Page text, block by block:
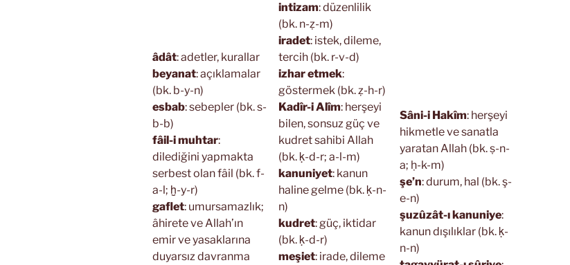
âdât: adetler, kurallar
beyanat: açıklamalar
(bk. b-y-n)
esbab: sebepler (bk. s-
b-b)
fâil-i muhtar:
dilediğini yapmakta
serbest olan fâil (bk. f-
a-l; ḫ-y-r)
gaflet: umursamazlık;
âhirete ve Allah’ın
emir ve yasaklarına
duyarsız davranma
intizam: düzenlilik
(bk. n-ẓ-m)
iradet: istek, dileme,
tercih (bk. r-v-d)
izhar etmek:
göstermek (bk. ẓ-h-r)
Kadîr-i Alîm: herşeyi
bilen, sonsuz güç ve
kudret sahibi Allah
(bk. ḳ-d-r; a-l-m)
kanuniyet: kanun
haline gelme (bk. ḳ-n-
n)
kudret: güç, iktidar
(bk. ḳ-d-r)
meşiet: irade, dileme
Sâni-i Hakîm: herşeyi
hikmetle ve sanatla
yaratan Allah (bk. ṣ-n-
a; ḥ-k-m)
şe’n: durum, hal (bk. ş-
e-n)
şuzûzât-ı kanuniye:
kanun dışılıklar (bk. ḳ-
n-n)